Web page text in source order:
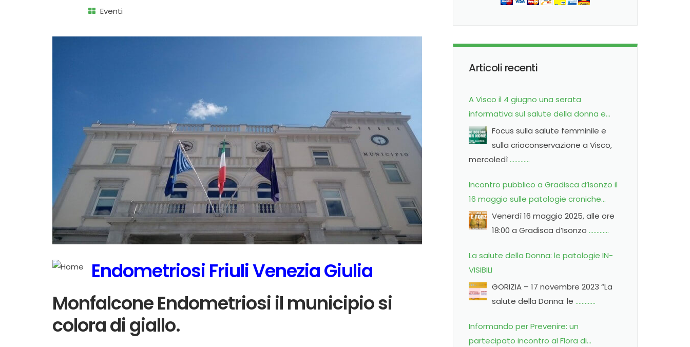
Eventi
Endometriosi Friuli Venezia Giulia
Monfalcone Endometriosi il municipio si
colora di giallo.
Articoli recenti
A Visco il 4 giugno una serata
informativa sul salute della donna e
crioconservazione
Focus sulla salute femminile e
sulla crioconservazione a Visco,
mercoledì………….
Incontro pubblico a Gradisca d’Isonzo il
16 maggio sulle patologie croniche
femminiliVenerdì 16 maggio 2025, alle ore
18:00 a Gradisca d’Isonzo ………….
La salute della Donna: le patologie IN-
VISIBILI
GORIZIA – 17 novembre 2023 “La
salute della Donna: le ………….
Informando per Prevenire: un
partecipato incontro al Flora di